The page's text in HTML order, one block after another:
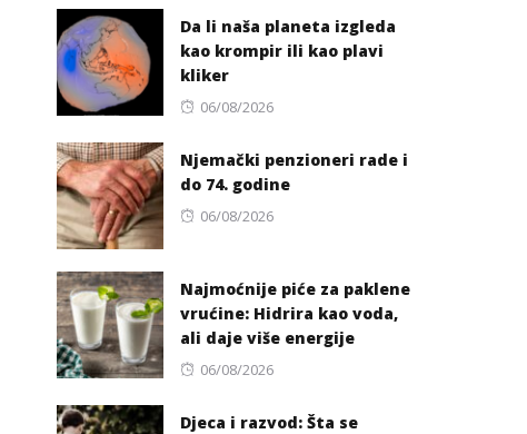
Da li naša planeta izgleda
kao krompir ili kao plavi
kliker
Posted
06/08/2026
Njemački penzioneri rade i
do 74. godine
Posted
06/08/2026
Najmoćnije piće za paklene
vrućine: Hidrira kao voda,
ali daje više energije
Posted
06/08/2026
Djeca i razvod: Šta se